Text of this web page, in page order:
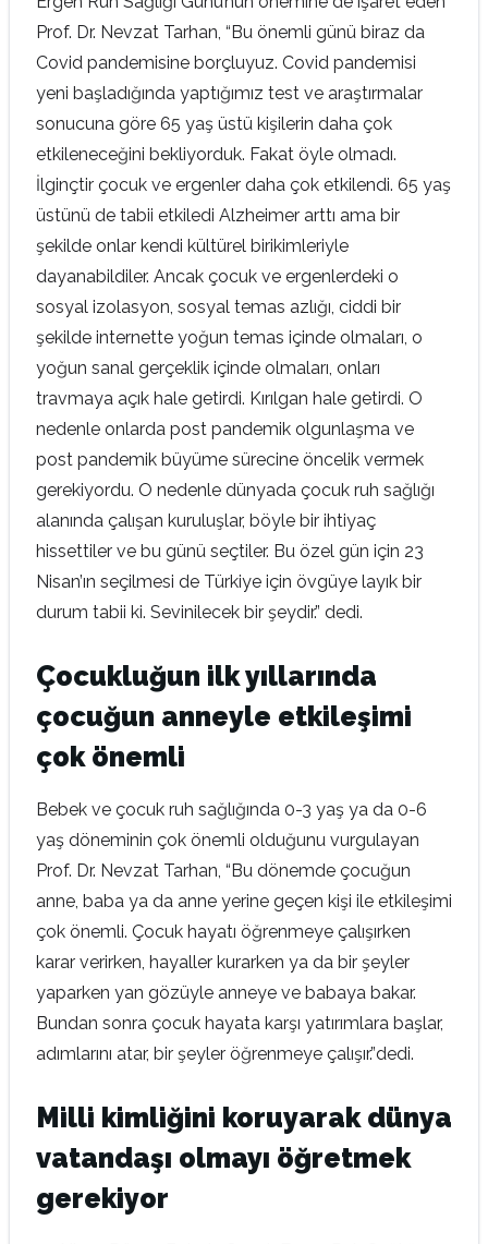
Prof. Dr. Nevzat Tarhan, “Bu önemli günü biraz da
Covid pandemisine borçluyuz. Covid pandemisi
yeni başladığında yaptığımız test ve araştırmalar
sonucuna göre 65 yaş üstü kişilerin daha çok
etkileneceğini bekliyorduk. Fakat öyle olmadı.
İlginçtir çocuk ve ergenler daha çok etkilendi. 65 yaş
üstünü de tabii etkiledi Alzheimer arttı ama bir
şekilde onlar kendi kültürel birikimleriyle
dayanabildiler. Ancak çocuk ve ergenlerdeki o
sosyal izolasyon, sosyal temas azlığı, ciddi bir
şekilde internette yoğun temas içinde olmaları, o
yoğun sanal gerçeklik içinde olmaları, onları
travmaya açık hale getirdi. Kırılgan hale getirdi. O
nedenle onlarda post pandemik olgunlaşma ve
post pandemik büyüme sürecine öncelik vermek
gerekiyordu. O nedenle dünyada çocuk ruh sağlığı
alanında çalışan kuruluşlar, böyle bir ihtiyaç
hissettiler ve bu günü seçtiler. Bu özel gün için 23
Nisan’ın seçilmesi de Türkiye için övgüye layık bir
durum tabii ki. Sevinilecek bir şeydir.” dedi.
Çocukluğun ilk yıllarında
çocuğun anneyle etkileşimi
çok önemli
Bebek ve çocuk ruh sağlığında 0-3 yaş ya da 0-6
yaş döneminin çok önemli olduğunu vurgulayan
Prof. Dr. Nevzat Tarhan, “Bu dönemde çocuğun
anne, baba ya da anne yerine geçen kişi ile etkileşimi
çok önemli. Çocuk hayatı öğrenmeye çalışırken
karar verirken, hayaller kurarken ya da bir şeyler
yaparken yan gözüyle anneye ve babaya bakar.
Bundan sonra çocuk hayata karşı yatırımlara başlar,
adımlarını atar, bir şeyler öğrenmeye çalışır.”dedi.
Milli kimliğini koruyarak dünya
vatandaşı olmayı öğretmek
gerekiyor